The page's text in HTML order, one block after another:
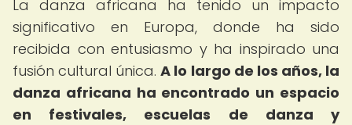
La danza africana ha tenido un impacto
significativo en Europa, donde ha sido
recibida con entusiasmo y ha inspirado una
fusión cultural única.A lo largo de los años, la
danza africana ha encontrado un espacio
en festivales, escuelas de danza y